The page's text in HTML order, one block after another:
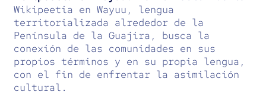
Wikipeetia en Wayuu, lengua
territorializada alrededor de la
Península de la Guajira, busca la
conexión de las comunidades en sus
propios términos y en su propia lengua,
con el fin de enfrentar la asimilación
cultural.